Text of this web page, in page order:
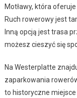
Motławy, która
Ruch rowerowy jest
Inną opcją jest trasa
możesz cieszyć się
Na Westerplatte
zaparkowania
to historyczne